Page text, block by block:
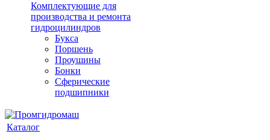
Комплектующие для
производства и ремонта
гидроцилиндров
Букса
Поршень
Проушины
Бонки
Сферические
подшипники
Каталог